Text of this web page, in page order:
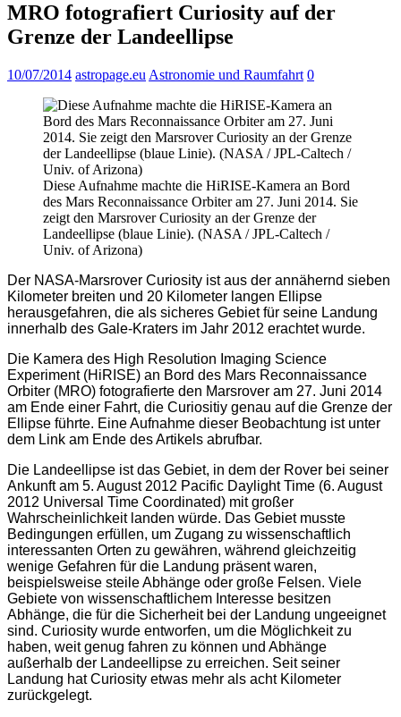
MRO fotografiert Curiosity auf der
Grenze der Landeellipse
10/07/2014 astropage.eu Astronomie und Raumfahrt 0
Diese Aufnahme machte die HiRISE-Kamera an Bord
des Mars Reconnaissance Orbiter am 27. Juni 2014. Sie
zeigt den Marsrover Curiosity an der Grenze der
Landeellipse (blaue Linie). (NASA / JPL-Caltech /
Univ. of Arizona)
Der NASA-Marsrover Curiosity ist aus der annähernd sieben
Kilometer breiten und 20 Kilometer langen Ellipse
herausgefahren, die als sicheres Gebiet für seine Landung
innerhalb des Gale-Kraters im Jahr 2012 erachtet wurde.
Die Kamera des High Resolution Imaging Science
Experiment (HiRISE) an Bord des Mars Reconnaissance
Orbiter (MRO) fotografierte den Marsrover am 27. Juni 2014
am Ende einer Fahrt, die Curiositiy genau auf die Grenze der
Ellipse führte. Eine Aufnahme dieser Beobachtung ist unter
dem Link am Ende des Artikels abrufbar.
Die Landeellipse ist das Gebiet, in dem der Rover bei seiner
Ankunft am 5. August 2012 Pacific Daylight Time (6. August
2012 Universal Time Coordinated) mit großer
Wahrscheinlichkeit landen würde. Das Gebiet musste
Bedingungen erfüllen, um Zugang zu wissenschaftlich
interessanten Orten zu gewähren, während gleichzeitig
wenige Gefahren für die Landung präsent waren,
beispielsweise steile Abhänge oder große Felsen. Viele
Gebiete von wissenschaftlichem Interesse besitzen
Abhänge, die für die Sicherheit bei der Landung ungeeignet
sind. Curiosity wurde entworfen, um die Möglichkeit zu
haben, weit genug fahren zu können und Abhänge
außerhalb der Landeellipse zu erreichen. Seit seiner
Landung hat Curiosity etwas mehr als acht Kilometer
zurückgelegt.